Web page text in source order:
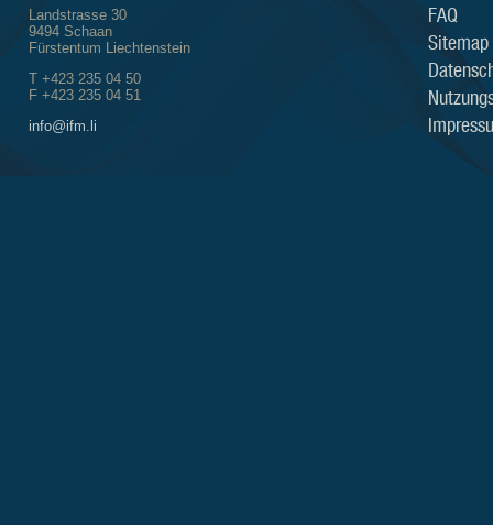
Landstrasse 30
9494 Schaan
Fürstentum Liechtenstein
T +423 235 04 50
F +423 235 04 51
info@ifm.li
FAQ
Sitemap